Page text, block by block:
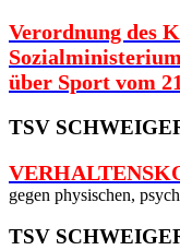
Verordnung des
über Sport vom
TSV
gegen physischen,
TSV